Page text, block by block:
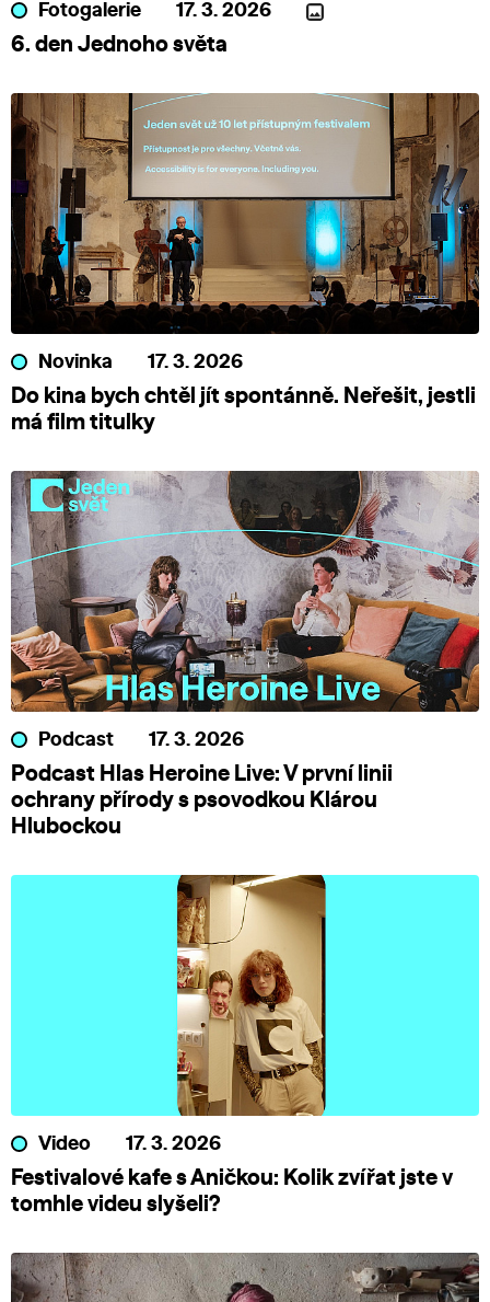
Fotogalerie 17. 3. 2026
6. den Jednoho světa
Novinka 17. 3. 2026
Do kina bych chtěl jít spontánně. Neřešit, jestli
má film titulky
Podcast 17. 3. 2026
Podcast Hlas Heroine Live: V první linii
ochrany přírody s psovodkou Klárou
Hlubockou
Video 17. 3. 2026
Festivalové kafe s Aničkou: Kolik zvířat jste v
tomhle videu slyšeli?